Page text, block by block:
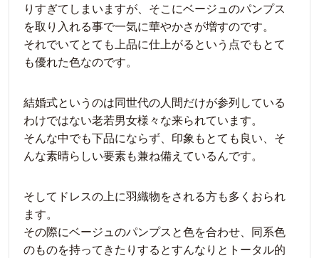
りすぎてしまいますが、そこにベージュのパンプス
を取り入れる事で一気に華やかさが増すのです。
それでいてとても上品に仕上がるという点でもとて
も優れた色なのです。
結婚式というのは同世代の人間だけが参列している
わけではない老若男女様々な来られています。
そんな中でも下品にならず、印象もとても良い、そ
んな素晴らしい要素も兼ね備えているんです。
そしてドレスの上に羽織物をされる方も多くおられ
ます。
その際にベージュのパンプスと色を合わせ、同系色
のものを持ってきたりするとすんなりとトータル的